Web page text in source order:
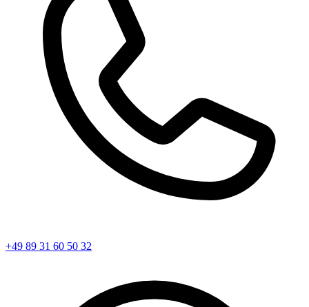
+49 89 31 60 50 32